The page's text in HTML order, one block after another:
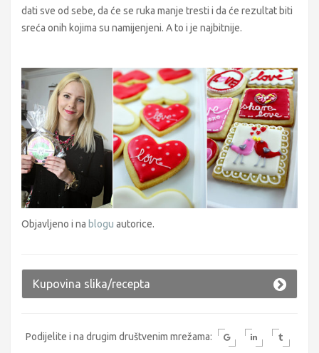
dati sve od sebe, da će se ruka manje tresti i da će rezultat biti
sreća onih kojima su namijenjeni. A to i je najbitnije.
Objavljeno i na blogu autorice.
Kupovina slika/recepta
Podijelite i na drugim društvenim mrežama: